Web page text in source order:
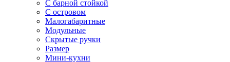
С барной стойкой
С островом
Малогабаритные
Модульные
Скрытые ручки
Размер
Мини-кухни